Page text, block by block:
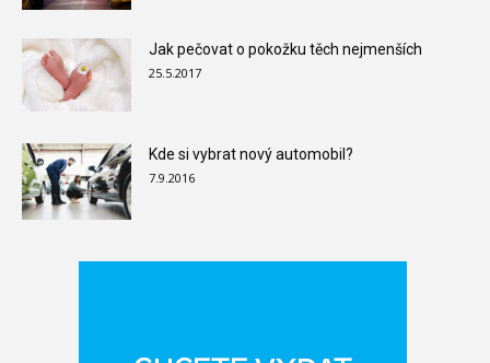
Jak pečovat o pokožku těch nejmenších
25.5.2017
Kde si vybrat nový automobil?
7.9.2016